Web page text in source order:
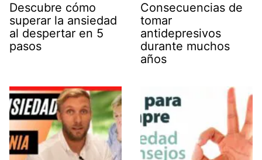
Descubre cómo
superar la ansiedad
al despertar en 5
pasos
Consecuencias de
tomar
antidepresivos
durante muchos
años